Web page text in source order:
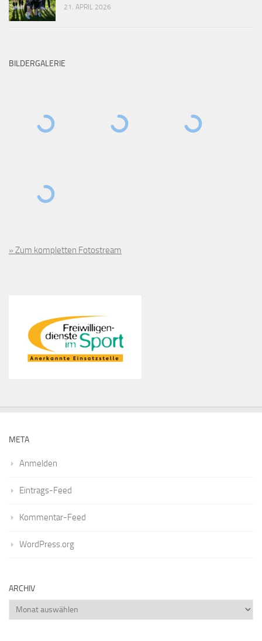
21. APRIL 2026
BILDERGALERIE
» Zum kompletten Fotostream
META
Anmelden
Eintrags-Feed
Kommentar-Feed
WordPress.org
ARCHIV
Archiv